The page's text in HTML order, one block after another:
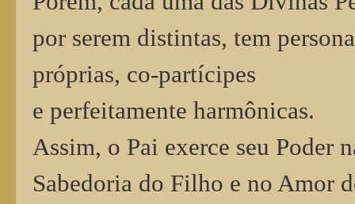
por serem distintas, tem
próprias, co-partícipes
e perfeitamente harmônicas.
Assim, o Pai exerce seu Poder
Sabedoria do Filho e no Amor